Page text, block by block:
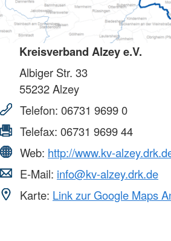
Kreisverband Alzey e.V.
Albiger Str. 33
55232Alzey
Telefon: 06731 9699 0
Telefax: 06731 9699 44
Web: http://www.kv-
E-Mail: info@kv-alzey.drk.de
Karte: Link zur Google Maps